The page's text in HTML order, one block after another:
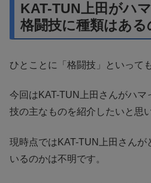
KAT-TUN上田がハ
格闘技に種類はある
ひとことに「格闘技」といって
今回はKAT-TUN上田さんがハマ
技の主なものを紹介したいと思
現時点ではKAT-TUN上田さんが
いるのかは不明です。